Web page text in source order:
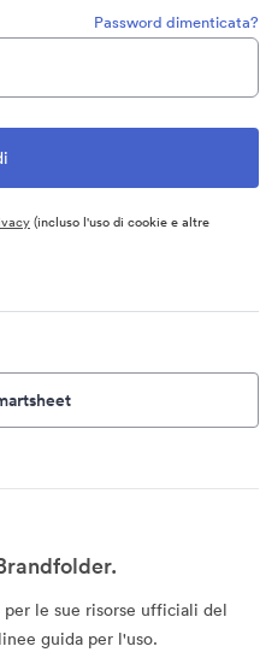
Password dimenticata?
(incluso l'uso di cookie e altre
le sue risorse ufficiali del
guida per l'uso.